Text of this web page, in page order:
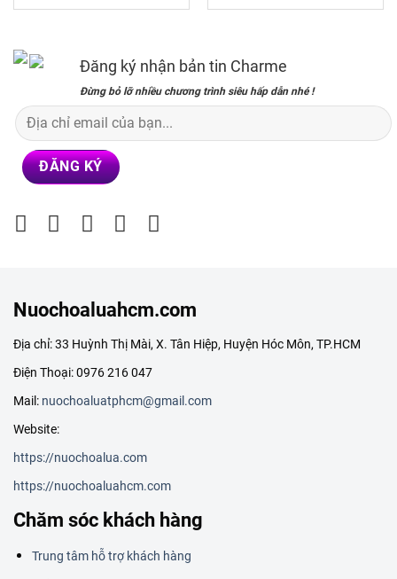
Đăng ký nhận bản tin Charme
Đừng bỏ lỡ nhiều chương trình siêu hấp dẫn nhé !
Nuochoaluahcm.com
Địa chỉ: 33 Huỳnh Thị Mài, X. Tân Hiệp, Huyện Hóc Môn, TP.HCM
Điện Thoại: 0976 216 047
Mail: nuochoaluatphcm@gmail.com
Website:
https://nuochoalua.com
https://nuochoaluahcm.com
Chăm sóc khách hàng
Trung tâm hỗ trợ khách hàng